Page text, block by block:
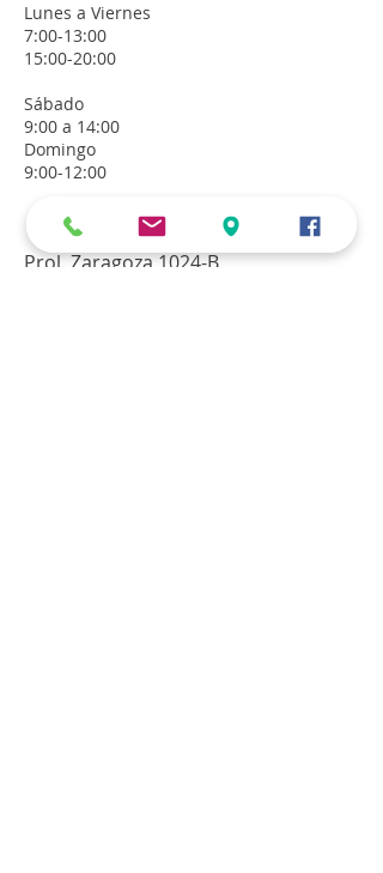
Lunes a Viernes
7:00-13:00
15:00-20:00
​Sábado
9:00 a 14:00
Domingo
9:00-12:00
Previa cita
Prol. Zaragoza 1024-B